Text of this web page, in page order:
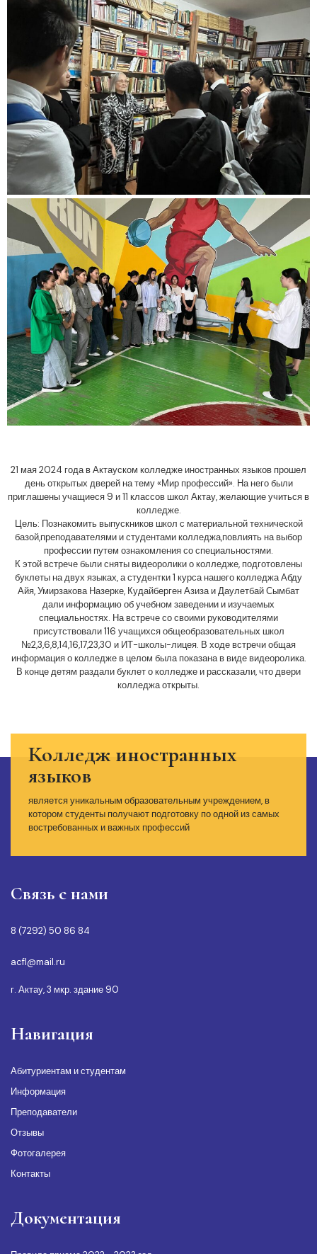
21 мая 2024 года в Актауском колледже иностранных языков прошел
день открытых дверей на тему «Мир профессий». На него были
приглашены учащиеся 9 и 11 классов школ Актау, желающие учиться в
колледже.
Цель: Познакомить выпускников школ с материальной технической
базой,преподавателями и студентами колледжа,повлиять на выбор
профессии путем ознакомления со специальностями.
К этой встрече были сняты видеоролики о колледже, подготовлены
буклеты на двух языках, а студентки 1 курса нашего колледжа Абду
Айя, Умирзакова Назерке, Кудайберген Азиза и Даулетбай Сымбат
дали информацию об учебном заведении и изучаемых
специальностях. На встрече со своими руководителями
присутствовали 116 учащихся общеобразовательных школ
№2,3,6,8,14,16,17,23,30 и ИТ-школы-лицея. В ходе встречи общая
информация о колледже в целом была показана в виде видеоролика.
В конце детям раздали буклет о колледже и рассказали, что двери
колледжа открыты.
Колледж иностранных
языков
является уникальным образовательным учреждением, в
котором студенты получают подготовку по одной из самых
востребованных и важных профессий
Связь с нами
8 (7292) 50 86 84
acfl@mail.ru
г. Актау, 3 мкр. здание 90
Навигация
Абитуриентам и студентам
Информация
Преподаватели
Отзывы
Фотогалерея
Контакты
Документация